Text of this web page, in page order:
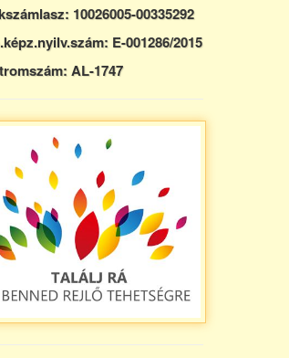
10026005-00335292
E-001286/2015
AL-1747